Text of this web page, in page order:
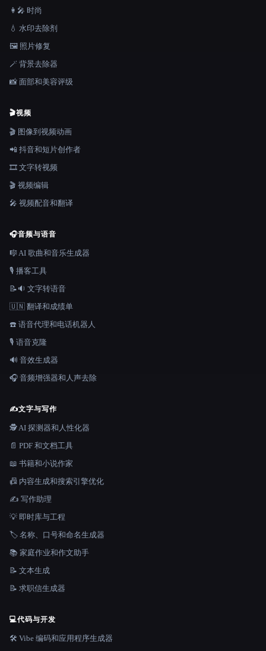
👩‍🎤 时尚
💧 水印去除剂
🖼️ 照片修复
🪄 背景去除器
📸 面部和美容评级
🎬视频
🎬 图像到视频动画
📲 抖音和短片创作者
🎞️ 文字转视频
🎬 视频编辑
🎤 视频配音和翻译
🎧音频与语音
🎼 AI 歌曲和音乐生成器
🎙️ 播客工具
📝🔉 文字转语音
🇺🇳 翻译和成绩单
☎️ 语音代理和电话机器人
🎙️ 语音克隆
🔊 音效生成器
🎧 音频增强器和人声去除
✍️文字与写作
🕵️ AI 探测器和人性化器
📄 PDF 和文档工具
📖 书籍和小说作家
📠 内容生成和搜索引擎优化
✍️ 写作助理
💡 即时库与工程
🏷️ 名称、口号和命名生成器
📚 家庭作业和作文助手
📝 文本生成
📝 求职信生成器
💻代码与开发
🛠️ Vibe 编码和应用程序生成器